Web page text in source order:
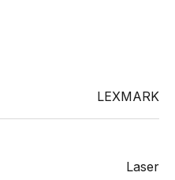
LEXMARK
Laser